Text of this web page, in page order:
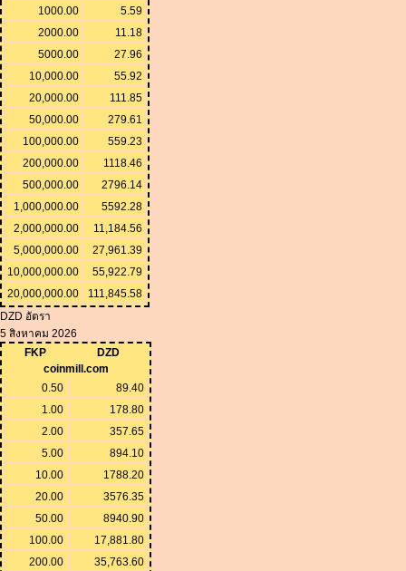
1000.00
5.59
2000.00
11.18
5000.00
27.96
10,000.00
55.92
20,000.00
111.85
50,000.00
279.61
100,000.00
559.23
200,000.00
1118.46
500,000.00
2796.14
1,000,000.00
5592.28
2,000,000.00
11,184.56
5,000,000.00
27,961.39
10,000,000.00
55,922.79
20,000,000.00
111,845.58
DZD อัตรา
5 สิงหาคม 2026
FKP
DZD
coinmill.com
0.50
89.40
1.00
178.80
2.00
357.65
5.00
894.10
10.00
1788.20
20.00
3576.35
50.00
8940.90
100.00
17,881.80
200.00
35,763.60